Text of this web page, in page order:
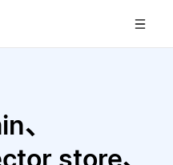
、